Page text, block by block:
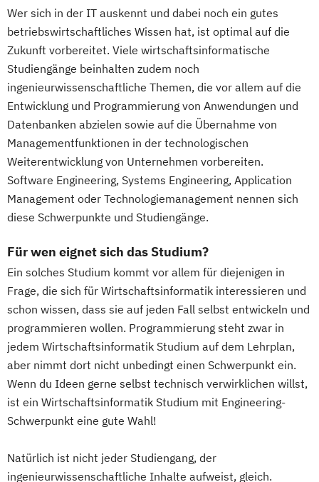
Wer sich in der IT auskennt und dabei noch ein gutes
betriebswirtschaftliches Wissen hat, ist optimal auf die
Zukunft vorbereitet. Viele wirtschaftsinformatische
Studiengänge beinhalten zudem noch
ingenieurwissenschaftliche Themen, die vor allem auf die
Entwicklung und Programmierung von Anwendungen und
Datenbanken abzielen sowie auf die Übernahme von
Managementfunktionen in der technologischen
Weiterentwicklung von Unternehmen vorbereiten.
Software Engineering, Systems Engineering, Application
Management oder Technologiemanagement nennen sich
diese Schwerpunkte und Studiengänge.
Für wen eignet sich das Studium?
Ein solches Studium kommt vor allem für diejenigen in
Frage, die sich für Wirtschaftsinformatik interessieren und
schon wissen, dass sie auf jeden Fall selbst entwickeln und
programmieren wollen. Programmierung steht zwar in
jedem Wirtschaftsinformatik Studium auf dem Lehrplan,
aber nimmt dort nicht unbedingt einen Schwerpunkt ein.
Wenn du Ideen gerne selbst technisch verwirklichen willst,
ist ein Wirtschaftsinformatik Studium mit Engineering-
Schwerpunkt eine gute Wahl!
Natürlich ist nicht jeder Studiengang, der
ingenieurwissenschaftliche Inhalte aufweist, gleich.